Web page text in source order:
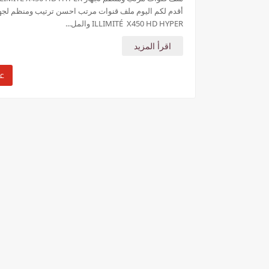
ILLIMITÉ X450 HD HYPER والمل...
اقرأ المزيد